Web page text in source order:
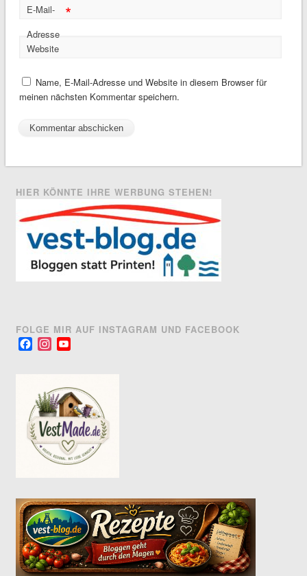
E-Mail-
Adresse
*
Website
Name, E-Mail-Adresse und Website in diesem Browser für
meinen nächsten Kommentar speichern.
HIER KÖNNTE IHRE WERBUNG STEHEN!
FOLGE MIR AUF INSTAGRAM UND FACEBOOK
FacebookInstagram